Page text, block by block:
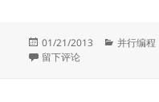
发
布
01/21/2013
分
并行编程
于多核与异步并行
留下评论